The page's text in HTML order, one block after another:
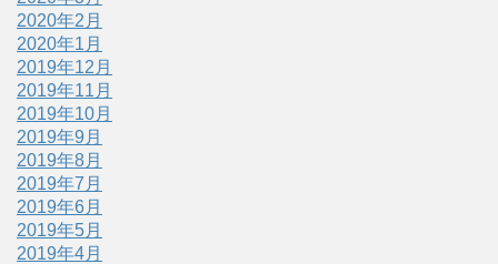
2020年2月
2020年1月
2019年12月
2019年11月
2019年10月
2019年9月
2019年8月
2019年7月
2019年6月
2019年5月
2019年4月